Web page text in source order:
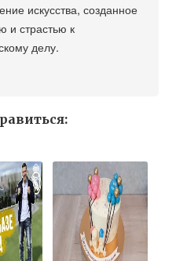
искусства, созданное
и страстью к
делу.